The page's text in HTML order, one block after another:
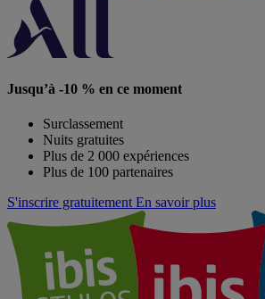
Jusqu’à -10 % en ce moment
Surclassement
Nuits gratuites
Plus de 2 000 expériences
Plus de 100 partenaires
S'inscrire gratuitement En savoir plus